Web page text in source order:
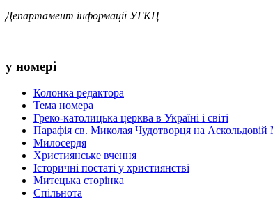
Департамент інформації УГКЦ
у номері
Колонка редактора
Тема номера
Греко-католицька церква в Україні і світі
Парафія св. Миколая Чудотворця на Аскольдовій
Милосердя
Християнське вчення
Історичні постаті у християнстві
Митецька сторінка
Спільнота